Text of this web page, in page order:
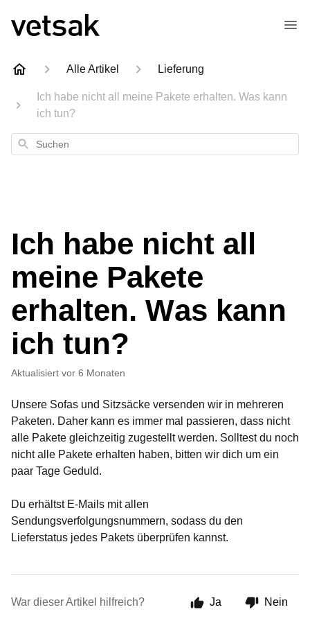
Alle Artikel Lieferung
Ich habe nicht all meine Pakete erhalten. Was kann
ich tun?
Suchen
Ich habe nicht all
meine Pakete
erhalten. Was kann
ich tun?
Aktualisiert vor 6 Monaten
Unsere Sofas und Sitzsäcke versenden wir in mehreren
Paketen. Daher kann es immer mal passieren, dass nicht
alle Pakete gleichzeitig zugestellt werden. Solltest du noch
nicht alle Pakete erhalten haben, bitten wir dich um ein
paar Tage Geduld.
Du erhältst E-Mails mit allen
Sendungsverfolgungsnummern, sodass du den
Lieferstatus jedes Pakets überprüfen kannst.
War dieser Artikel hilfreich? Ja Nein